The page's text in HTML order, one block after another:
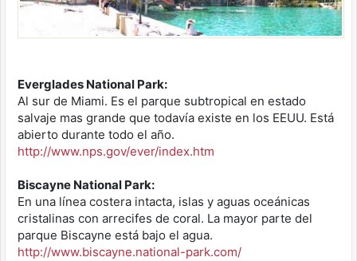
Everglades National Park:
Al sur de Miami. Es el parque subtropical en estado
salvaje mas grande que todavía existe en los EEUU. Está
abierto durante todo el año.
http://www.nps.gov/ever/index.htm
Biscayne National Park:
En una línea costera intacta, islas y aguas oceánicas
cristalinas con arrecifes de coral. La mayor parte del
parque Biscayne está bajo el agua.
http://www.biscayne.national-park.com/